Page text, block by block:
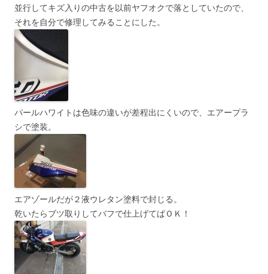
並行してキズ入りの中古を以前ヤフオクで落としていたので、
それを自分で修理してみることにした。
パールハワイトは色味の違いが差程出にくいので、エアープラ
シで塗装。
エアゾールだが２液ウレタン塗料で封じる。
乾いたらブツ取りしてバフで仕上げてばＯＫ！